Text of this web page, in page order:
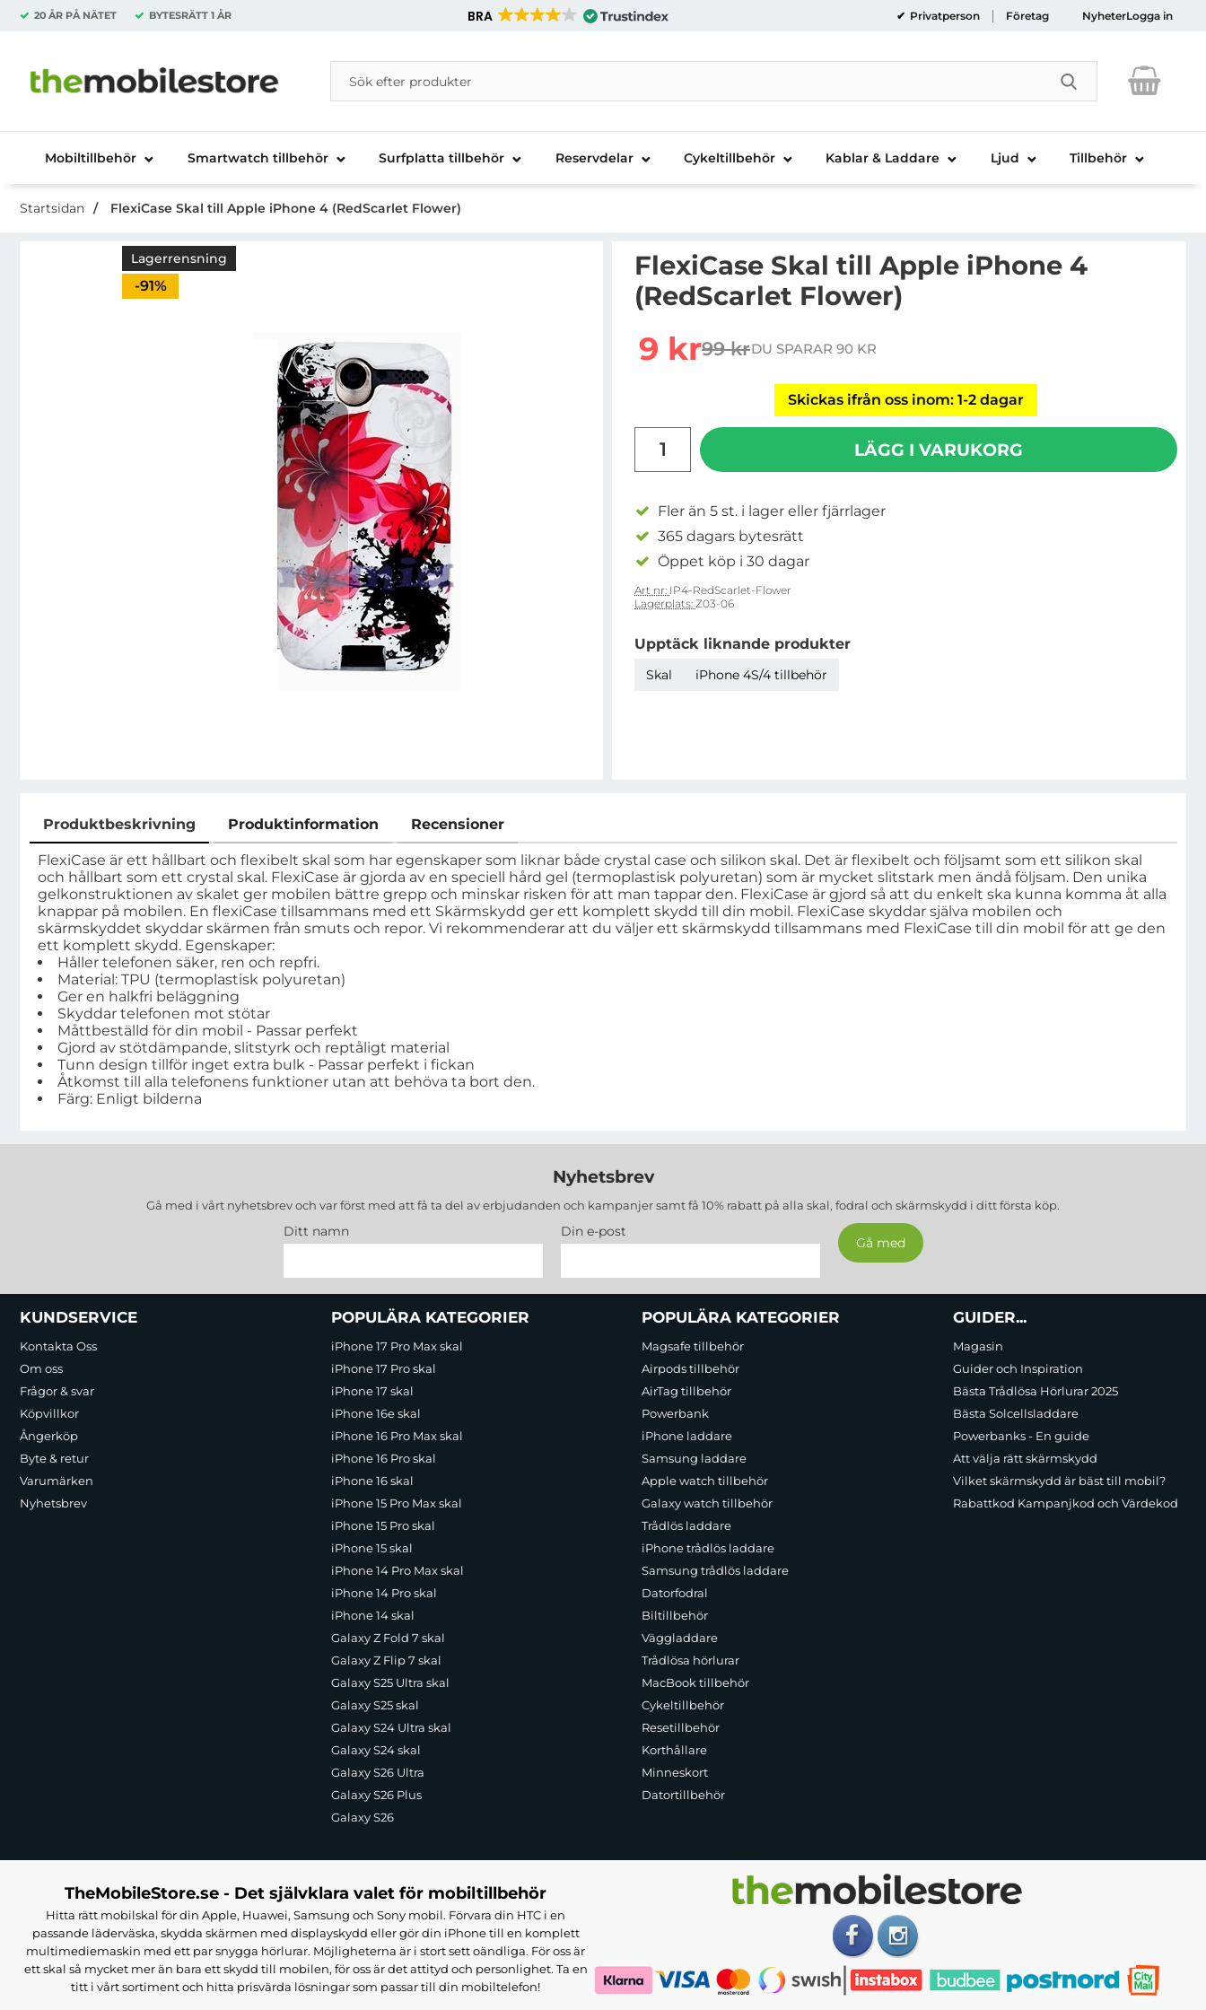
20 ÅR PÅ NÄTET BYTESRÄTT 1 ÅR BRA Privatperson Företag NyheterLogga in
Startsidan för Danira Telecom AB
Sök
Sök på Danira Telecom AB
Genomför
Mobiltillbehör Smartwatch tillbehör Surfplatta tillbehör Reservdelar Cykeltillbehör Kablar & Laddare Ljud Tillbehör
Startsidan FlexiCase Skal till Apple iPhone 4 (RedScarlet Flower)
Lagerrensning
Priset är nedsatt med
-91%
FlexiCase Skal till Apple iPhone 4
(RedScarlet Flower)
rea pris
9 krtidigare pris
99 krDU SPARAR 90 KR
Skickas ifrån oss inom: 1-2 dagar
LÄGG I VARUKORG
Fler än 5 st. i lager eller fjärrlager
365 dagars bytesrätt
Öppet köp i 30 dagar
Art nr: IP4-RedScarlet-Flower
Lagerplats: Z03-06
Upptäck liknande produkter
Skal iPhone 4S/4 tillbehör
Produktbeskrivning Produktinformation Recensioner
Produktbeskrivning
FlexiCase är ett hållbart och flexibelt skal som har egenskaper som liknar både crystal case och silikon skal. Det är flexibelt och följsamt som ett silikon skal
och hållbart som ett crystal skal. FlexiCase är gjorda av en speciell hård gel (termoplastisk polyuretan) som är mycket slitstark men ändå följsam. Den unika
gelkonstruktionen av skalet ger mobilen bättre grepp och minskar risken för att man tappar den. FlexiCase är gjord så att du enkelt ska kunna komma åt alla
knappar på mobilen. En flexiCase tillsammans med ett Skärmskydd ger ett komplett skydd till din mobil. FlexiCase skyddar själva mobilen och
skärmskyddet skyddar skärmen från smuts och repor. Vi rekommenderar att du väljer ett skärmskydd tillsammans med FlexiCase till din mobil för att ge den
ett komplett skydd. Egenskaper:
Håller telefonen säker, ren och repfri.
Material: TPU (termoplastisk polyuretan)
Ger en halkfri beläggning
Skyddar telefonen mot stötar
Måttbeställd för din mobil - Passar perfekt
Gjord av stötdämpande, slitstyrk och reptåligt material
Tunn design tillför inget extra bulk - Passar perfekt i fickan
Åtkomst till alla telefonens funktioner utan att behöva ta bort den.
Färg: Enligt bilderna
Nyhetsbrev
Gå med i vårt nyhetsbrev och var först med att få ta del av erbjudanden och kampanjer samt få 10% rabatt på alla skal, fodral och skärmskydd i ditt första köp.
Ditt namn Din e-post
Sidfot Blandad info och länkar
KUNDSERVICE
Kontakta Oss
Om oss
Frågor & svar
Köpvillkor
Ångerköp
Byte & retur
Varumärken
Nyhetsbrev
POPULÄRA KATEGORIER
iPhone 17 Pro Max skal
iPhone 17 Pro skal
iPhone 17 skal
iPhone 16e skal
iPhone 16 Pro Max skal
iPhone 16 Pro skal
iPhone 16 skal
iPhone 15 Pro Max skal
iPhone 15 Pro skal
iPhone 15 skal
iPhone 14 Pro Max skal
iPhone 14 Pro skal
iPhone 14 skal
Galaxy Z Fold 7 skal
Galaxy Z Flip 7 skal
Galaxy S25 Ultra skal
Galaxy S25 skal
Galaxy S24 Ultra skal
Galaxy S24 skal
Galaxy S26 Ultra
Galaxy S26 Plus
Galaxy S26
POPULÄRA KATEGORIER
Magsafe tillbehör
Airpods tillbehör
AirTag tillbehör
Powerbank
iPhone laddare
Samsung laddare
Apple watch tillbehör
Galaxy watch tillbehör
Trådlös laddare
iPhone trådlös laddare
Samsung trådlös laddare
Datorfodral
Biltillbehör
Väggladdare
Trådlösa hörlurar
MacBook tillbehör
Cykeltillbehör
Resetillbehör
Korthållare
Minneskort
Datortillbehör
GUIDER...
Magasin
Guider och Inspiration
Bästa Trådlösa Hörlurar 2025
Bästa Solcellsladdare
Powerbanks - En guide
Att välja rätt skärmskydd
Vilket skärmskydd är bäst till mobil?
Rabattkod Kampanjkod och Värdekod
TheMobileStore.se - Det självklara valet för mobiltillbehör
Hitta rätt mobilskal för din Apple, Huawei, Samsung och Sony mobil. Förvara din HTC i en
passande läderväska, skydda skärmen med displayskydd eller gör din iPhone till en komplett
multimediemaskin med ett par snygga hörlurar. Möjligheterna är i stort sett oändliga. För oss är
ett skal så mycket mer än bara ett skydd till mobilen, för oss är det attityd och personlighet. Ta en
titt i vårt sortiment och hitta prisvärda lösningar som passar till din mobiltelefon!